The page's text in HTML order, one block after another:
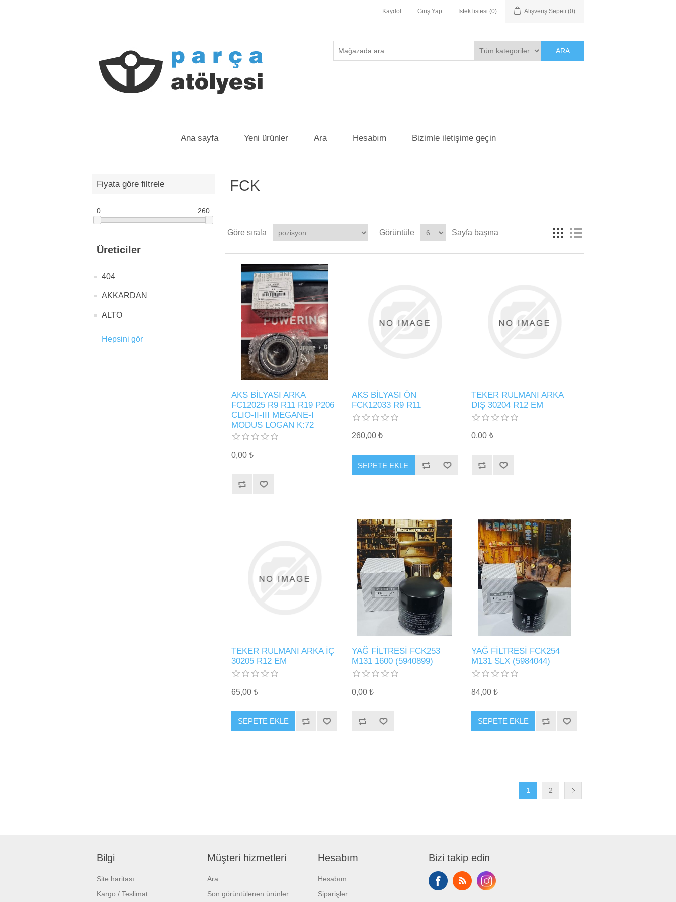
Kaydol Giriş Yap İstek listesi (0) Alışveriş Sepeti (0)
ARA
Ana sayfa Yeni ürünler Ara Hesabım Bizimle iletişime geçin
Fiyata göre filtrele
0 260
Üreticiler
404
AKKARDAN
ALTO
Hepsini gör
FCK
Göre sırala Görüntüle Sayfa başına
AKS BİLYASI ARKA
FC12025 R9 R11 R19 P206
CLIO-II-III MEGANE-I
MODUS LOGAN K:72
0,00 ₺
AKS BİLYASI ÖN
FCK12033 R9 R11
260,00 ₺
SEPETE EKLE
TEKER RULMANI ARKA
DIŞ 30204 R12 EM
0,00 ₺
TEKER RULMANI ARKA İÇ
30205 R12 EM
65,00 ₺
SEPETE EKLE
YAĞ FİLTRESİ FCK253
M131 1600 (5940899)
0,00 ₺
YAĞ FİLTRESİ FCK254
M131 SLX (5984044)
84,00 ₺
SEPETE EKLE
1 2
Bilgi
Site haritası
Kargo / Teslimat
Müşteri hizmetleri
Ara
Son görüntülenen ürünler
Hesabım
Hesabım
Siparişler
Bizi takip edin